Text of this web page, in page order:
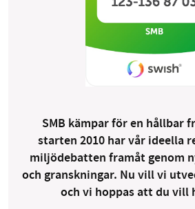
SMB kämpar för en hållbar
starten 2010 har vår ideella
miljödebatten framåt genom
och granskningar. Nu vill vi
och vi hoppas att du vill